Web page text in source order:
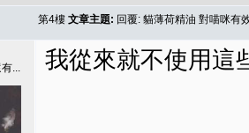
第4樓 文章主題: 回覆: 貓薄荷精油 對喵咪有
... 我從來就不使用這